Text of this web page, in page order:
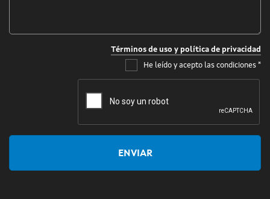
Términos de uso y política de privacidad
He leído y acepto las condiciones *
ENVIAR